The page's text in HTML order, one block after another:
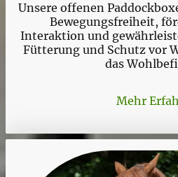
Unsere offenen
Bewegungsfreiheit,
Interaktion und
Fütterung und Schutz vor
das
Mehr